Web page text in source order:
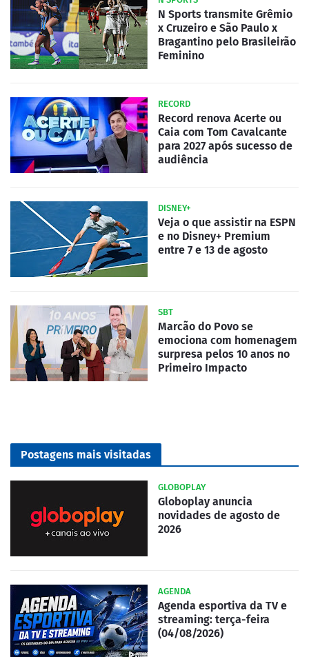
N Sports transmite Grêmio
x Cruzeiro e São Paulo x
Bragantino pelo Brasileirão
Feminino
RECORD
Record renova Acerte ou
Caia com Tom Cavalcante
para 2027 após sucesso de
audiência
DISNEY+
Veja o que assistir na ESPN
e no Disney+ Premium
entre 7 e 13 de agosto
SBT
Marcão do Povo se
emociona com homenagem
surpresa pelos 10 anos no
Primeiro Impacto
Postagens mais visitadas
GLOBOPLAY
Globoplay anuncia
novidades de agosto de
2026
AGENDA
Agenda esportiva da TV e
streaming: terça-feira
(04/08/2026)